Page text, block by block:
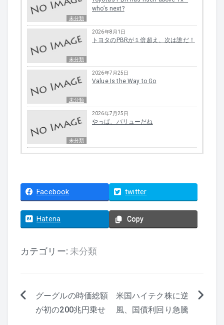
未分類
who’s next?
未分類
2026年8月1日
トヨタのPBRが１倍超え、次は誰だ！
未分類
2026年7月25日
Value Is the Way to Go
未分類
2026年7月25日
やっぱ、バリューだね
Facebook twitter
Hatena Copy
カテゴリー:未分類
投
グーグルの時価総額
が初の200兆円乗せ
米国ハイテク株に逆
風、国債利回り急騰